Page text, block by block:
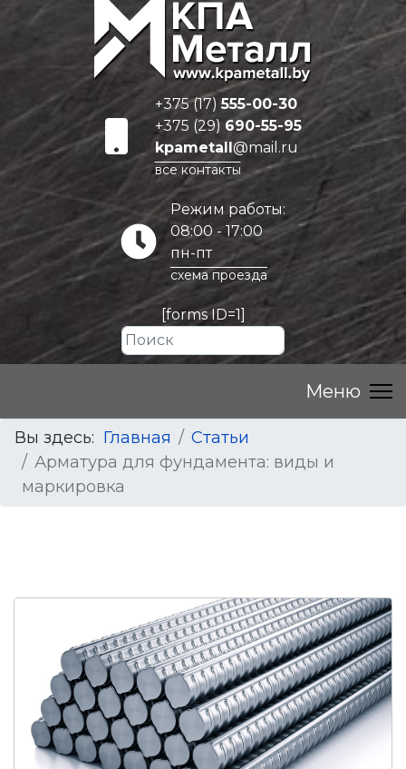
+375 (17)555-00-30
+375 (29) 690-55-95
kpametall@mail.ru
все контакты
Режим работы:
08:00 - 17:00
пн-пт
схема проезда
[forms ID=1]
Вы здесь: Главная
Статьи
Арматура для фундамента: виды и
маркировка